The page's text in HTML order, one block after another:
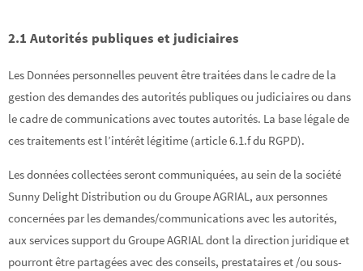
2.1 Autorités publiques et judiciaires
Les Données personnelles peuvent être traitées dans le cadre de la
gestion des demandes des autorités publiques ou judiciaires ou dans
le cadre de communications avec toutes autorités. La base légale de
ces traitements est l’intérêt légitime (article 6.1.f du RGPD).
Les données collectées seront communiquées, au sein de la société
Sunny Delight Distribution ou du Groupe AGRIAL, aux personnes
concernées par les demandes/communications avec les autorités,
aux services support du Groupe AGRIAL dont la direction juridique et
pourront être partagées avec des conseils, prestataires et /ou sous-